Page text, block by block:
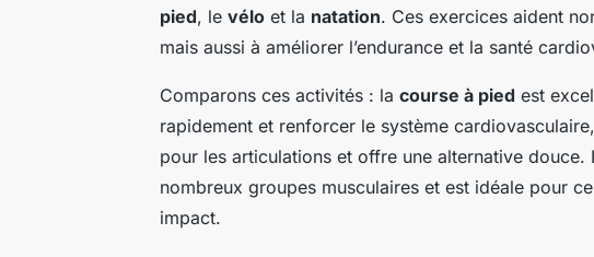
pied, le vélo et la natation. Ces exercices aident
mais aussi à améliorer l’endurance et la santé
Comparons ces activités : la course à pied est
rapidement et renforcer le système
pour les articulations et offre une alternative douce.
nombreux groupes musculaires et est idéale pour
impact.